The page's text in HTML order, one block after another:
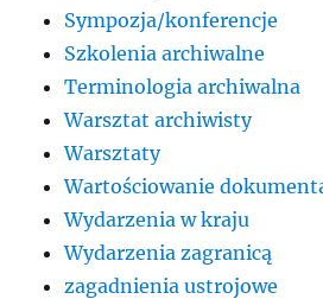
Sympozja/konferencje
Szkolenia archiwalne
Terminologia archiwalna
Warsztat archiwisty
Warsztaty
Wartościowanie
Wydarzenia w kraju
Wydarzenia zagranicą
zagadnienia ustrojowe